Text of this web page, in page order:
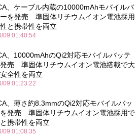
、ケーブル内蔵の10000mAhモバイルバ
を発売 準固体リチウムイオン電池採用
と携帯性を両立
09 01:40:54
、10000mAhのQi2対応モバイルバッテ
発売 準固体リチウムイオン電池搭載で大
全性を両立
09 01:23:22
、薄さ約8.3mmのQi2対応モバイルバッ
発売 準固体リチウムイオン電池採用で
携帯性を両立
09 01:08:35